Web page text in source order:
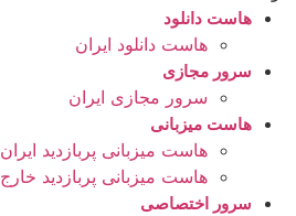
هاست دانلود
هاست دانلود ایران
سرور مجازی
سرور مجازی ایران
هاست میزبانی
هاست میزبانی پربازدید ایران
هاست میزبانی پربازدید خارج
سرور اختصاصی